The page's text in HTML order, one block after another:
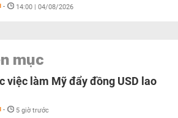
- 14:00 | 04/08/2026
mục
việc làm Mỹ đẩy đồng USD lao
- 5 giờ trước